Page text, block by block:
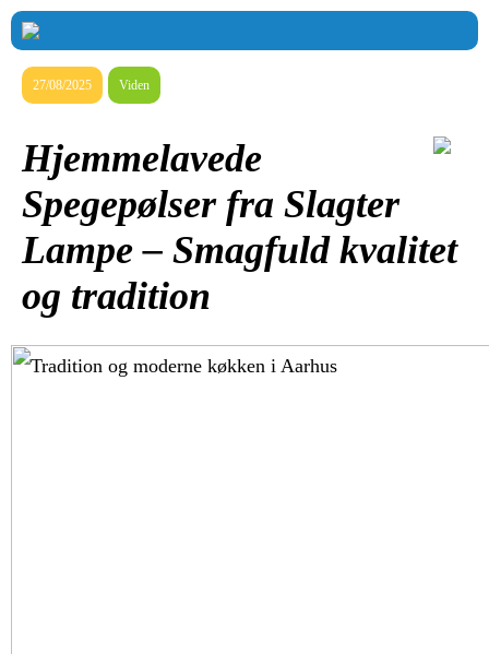
27/08/2025 Viden
Hjemmelavede
Spegepølser fra Slagter
Lampe – Smagfuld kvalitet
og tradition